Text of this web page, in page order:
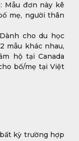
: Mẫu đơn này kê
mẹ, người thân
cho du học
mẫu khác nhau,
hộ tại Canada
bố/mẹ tại Việt
kỳ trường hợp